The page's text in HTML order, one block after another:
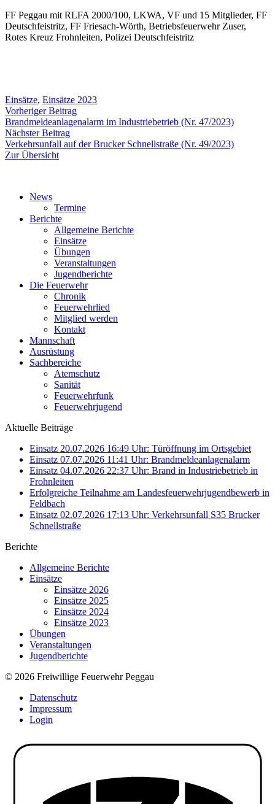
FF Peggau mit RLFA 2000/100, LKWA, VF und 15 Mitglieder, FF
Deutschfeistritz, FF Friesach-Wörth, Betriebsfeuerwehr Zuser,
Rotes Kreuz Frohnleiten, Polizei Deutschfeistritz
Einsätze, Einsätze 2023
Beitragsnavigation
Vorheriger BeitragVorheriger
Beitrag:
Brandmeldeanlagenalarm im Industriebetrieb (Nr. 47/2023)
Nächster BeitragNächster
Beitrag:
Verkehrsunfall auf der Brucker Schnellstraße (Nr. 49/2023)
Zur Übersicht
News
Termine
Berichte
Allgemeine Berichte
Einsätze
Übungen
Veranstaltungen
Jugendberichte
Die Feuerwehr
Chronik
Feuerwehrlied
Mitglied werden
Kontakt
Mannschaft
Ausrüstung
Sachbereiche
Atemschutz
Sanität
Feuerwehrfunk
Feuerwehrjugend
Aktuelle Beiträge
Einsatz 20.07.2026 16:49 Uhr: Türöffnung im Ortsgebiet
Einsatz 07.07.2026 11:41 Uhr: Brandmeldeanlagenalarm
Einsatz 04.07.2026 22:37 Uhr: Brand in Industriebetrieb in
Frohnleiten
Erfolgreiche Teilnahme am Landesfeuerwehrjugendbewerb in
Feldbach
Einsatz 02.07.2026 17:13 Uhr: Verkehrsunfall S35 Brucker
Schnellstraße
Berichte
Allgemeine Berichte
Einsätze
Einsätze 2026
Einsätze 2025
Einsätze 2024
Einsätze 2023
Übungen
Veranstaltungen
Jugendberichte
© 2026 Freiwillige Feuerwehr Peggau
Datenschutz
Impressum
Login